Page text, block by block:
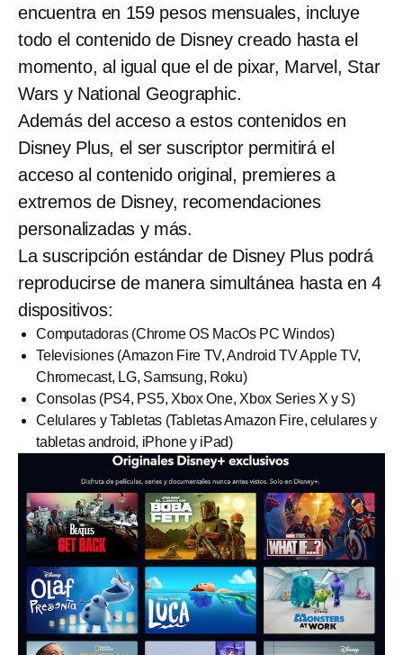
encuentra en 159 pesos mensuales, incluye
todo el contenido de Disney creado hasta el
momento, al igual que el de pixar, Marvel, Star
Wars y National Geographic.
Además del acceso a estos contenidos en
Disney Plus, el ser suscriptor permitirá el
acceso al contenido original, premieres a
extremos de Disney, recomendaciones
personalizadas y más.
La suscripción estándar de Disney Plus podrá
reproducirse de manera simultánea hasta en 4
dispositivos:
Computadoras (Chrome OS MacOs PC Windos)
Televisiones (Amazon Fire TV, Android TV Apple TV,
Chromecast, LG, Samsung, Roku)
Consolas (PS4, PS5, Xbox One, Xbox Series X y S)
Celulares y Tabletas (Tabletas Amazon Fire, celulares y
tabletas android, iPhone y iPad)